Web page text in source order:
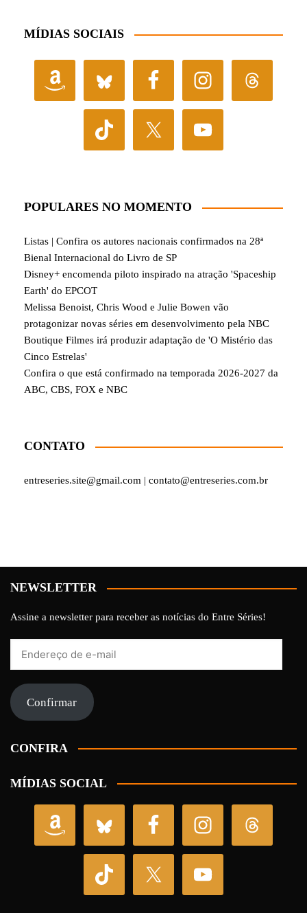
MÍDIAS SOCIAIS
POPULARES NO MOMENTO
Listas | Confira os autores nacionais confirmados na 28ª
Bienal Internacional do Livro de SP
Disney+ encomenda piloto inspirado na atração 'Spaceship
Earth' do EPCOT
Melissa Benoist, Chris Wood e Julie Bowen vão
protagonizar novas séries em desenvolvimento pela NBC
Boutique Filmes irá produzir adaptação de 'O Mistério das
Cinco Estrelas'
Confira o que está confirmado na temporada 2026-2027 da
ABC, CBS, FOX e NBC
CONTATO
entreseries.site@gmail.com | contato@entreseries.com.br
NEWSLETTER
Assine a newsletter para receber as notícias do Entre Séries!
mail Confirmar
CONFIRA
MÍDIAS SOCIAL